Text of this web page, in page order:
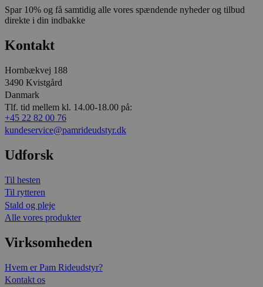
Spar 10% og få samtidig alle vores spændende nyheder og tilbud
direkte i din indbakke
Kontakt
Hornbækvej 188
3490 Kvistgård
Danmark
Tlf. tid mellem kl. 14.00-18.00 på:
+45 22 82 00 76
kundeservice@pamrideudstyr.dk
Udforsk
Til hesten
Til rytteren
Stald og pleje
Alle vores produkter
Virksomheden
Hvem er Pam Rideudstyr?
Kontakt os